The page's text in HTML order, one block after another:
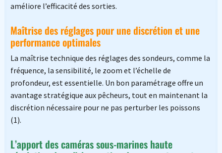
améliore l’efficacité des sorties.
Maîtrise des réglages pour une discrétion et une
performance optimales
La maîtrise technique des réglages des sondeurs, comme la
fréquence, la sensibilité, le zoom et l’échelle de
profondeur, est essentielle. Un bon paramétrage offre un
avantage stratégique aux pêcheurs, tout en maintenant la
discrétion nécessaire pour ne pas perturber les poissons
(1).
L’apport des caméras sous-marines haute